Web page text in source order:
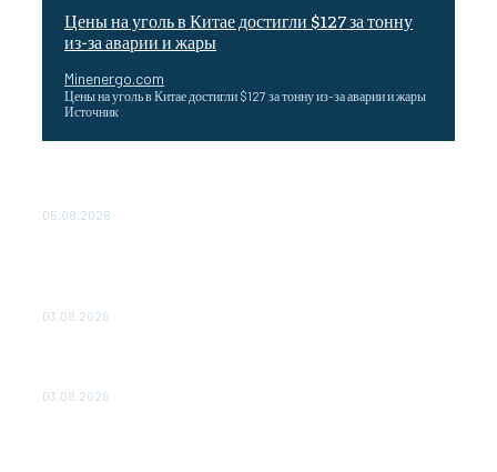
Цены на уголь в Китае достигли $127 за тонну
из-за аварии и жары
Minenergo.com
Цены на уголь в Китае достигли $127 за тонну из-за аварии и жары
Источник
05.08.2026
03.08.2026
03.08.2026